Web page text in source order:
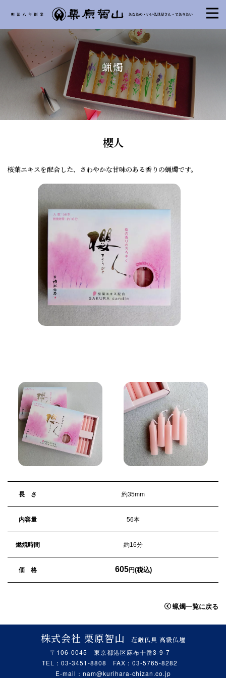
蝋燭
櫻人
桜葉エキスを配合した、さわやかな甘味のある香りの蝋燭です。
長 さ 約35mm
内容量 56本
燃焼時間 約16分
価 格 605円(税込)
蝋燭一覧に戻る
株式会社 栗原智山
荘厳仏具 高級仏壇
〒106-0045 東京都港区麻布十番3-9-7
TEL：03-3451-8808 FAX：03-5765-8282
E-mail： nam@kurihara-chizan.co.jp